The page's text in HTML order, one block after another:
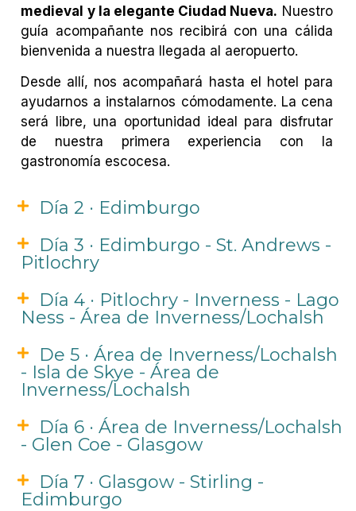
medieval y la elegante Ciudad Nueva. Nuestro
guía acompañante nos recibirá con una cálida
bienvenida a nuestra llegada al aeropuerto.
Desde allí, nos acompañará hasta el hotel para
ayudarnos a instalarnos cómodamente. La cena
será libre, una oportunidad ideal para disfrutar
de nuestra primera experiencia con la
gastronomía escocesa.
Día 2 · Edimburgo
Día 3 · Edimburgo - St. Andrews -
Pitlochry
Día 4 · Pitlochry - Inverness - Lago
Ness - Área de Inverness/Lochalsh
De 5 · Área de Inverness/Lochalsh
- Isla de Skye - Área de
Inverness/Lochalsh
Día 6 · Área de Inverness/Lochalsh
- Glen Coe - Glasgow
Día 7 · Glasgow - Stirling -
Edimburgo